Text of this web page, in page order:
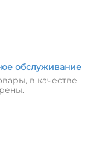
обслуживание
в качестве